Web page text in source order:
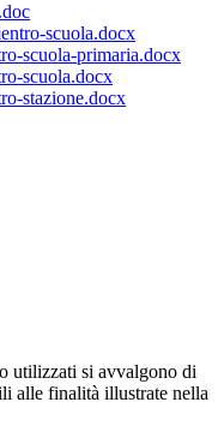
scuola.docx
scuola-primaria.docx
scuola.docx
stazione.docx
utilizzati si avvalgono di
alle finalità illustrate nella